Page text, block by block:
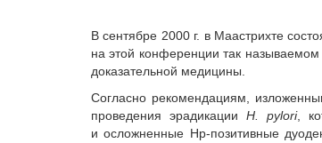
В сентябре 2000 г. в Маастрихте
на этой конференции так
доказательной медицины.
Согласно рекомендациям,
проведения эрадикацииH. рylori,
и осложненные Hp-позитивные